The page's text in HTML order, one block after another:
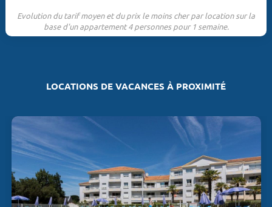
Evolution du tarif moyen et du prix le moins cher par location sur la
base d'un appartement 4 personnes pour 1 semaine.
LOCATIONS DE VACANCES À PROXIMITÉ